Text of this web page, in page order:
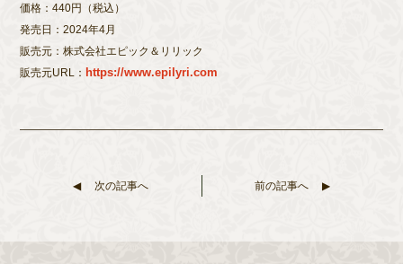
価格：440円（税込）
発売日：2024年4月
販売元：株式会社エピック＆リリック
販売元URL：
https://www.epilyri.com
次の記事へ 前の記事へ